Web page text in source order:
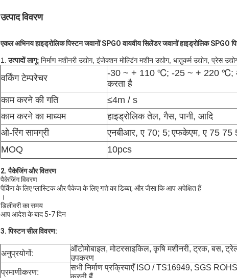
उत्पाद विवरण
एकल अभिनय हाइड्रोलिक पिस्टन जवानों SPGO वायवीय सिलेंडर जवानों हाइड्रोलिक SPGO
1. उत्पादों लागू: निर्माण मशीनरी उद्योग, इंजेक्शन मोल्डिंग मशीन उद्योग, धातुकर्म उद्योग, प्रेस
वर्किंग टेम्परेचर
-30 ~ + 110 ℃; -25 ~ + 220 ℃; ओ-
करता है
काम करने की गति
≤4m / s
काम करने का माध्यम
हाइड्रोलिक तेल, गैस, पानी, आदि
ओ-रिंग सामग्री
एनबीआर, ए 70; 5; एफकेएम, ए 75 75
MOQ
10pcs
2. पैकेजिंग और वितरण
पैकेजिंग विवरण
पैकिंग के लिए प्लास्टिक और पैकेज के लिए गत्ते का डिब्बा, और जैसा कि आप अपेक्षित हैं
।
डिलीवरी का समय
आप आदेश के बाद 5-7 दिन
3. पिस्टन सील विवरण:
अनुप्रयोगों:
ऑटोमोबाइल, मोटरसाइकिल, कृषि मशीनरी, ट्रक, बस,
उपकरण
प्रमाणीकरण:
सभी निर्माण प्रक्रियाएँ ISO / TS16949, SGS